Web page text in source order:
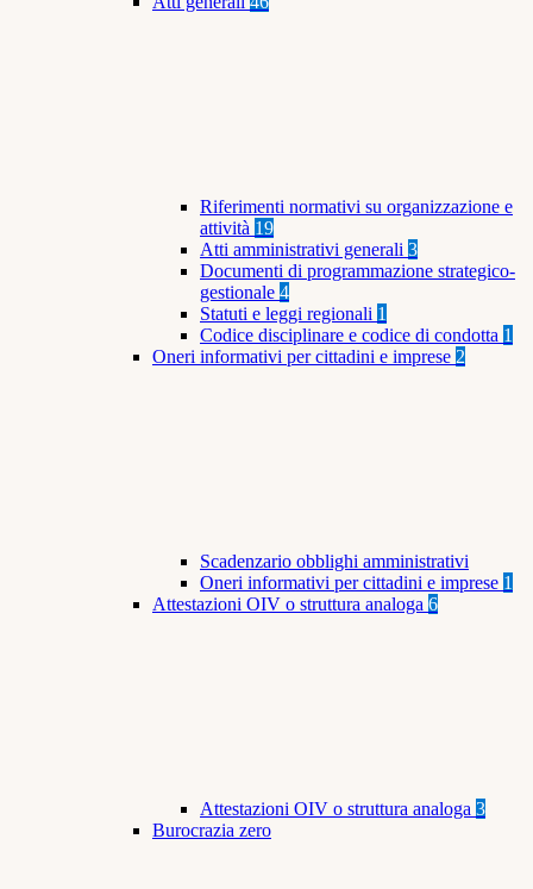
Riferimenti normativi su organizzazione e
attività 19
Atti amministrativi generali 3
Documenti di programmazione strategico-
gestionale 4
Statuti e leggi regionali 1
Codice disciplinare e codice di condotta 1
Oneri informativi per cittadini e imprese 2
Scadenzario obblighi amministrativi
Oneri informativi per cittadini e imprese 1
Attestazioni OIV o struttura analoga 6
Attestazioni OIV o struttura analoga 3
Burocrazia zero